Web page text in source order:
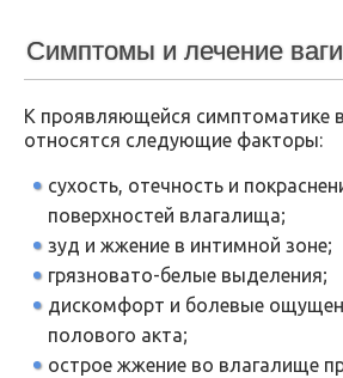
Симптомы и лечение
К проявляющейся симптоматике
относятся следующие факторы:
сухость, отечность и
поверхностей влагалища;
зуд и жжение в интимной зоне;
грязновато-белые выделения;
дискомфорт и болевые
полового акта;
острое жжение во влагалище